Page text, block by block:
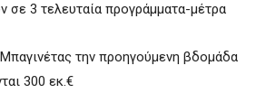
σε 3 τελευταία προγράμματα-μέτρα
την προηγούμενη βδομάδα
300 εκ.€